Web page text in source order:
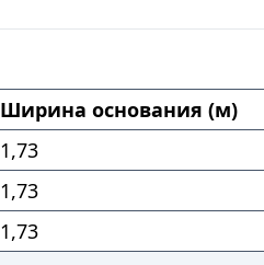
Ширина основания (м)
1,73
1,73
1,73